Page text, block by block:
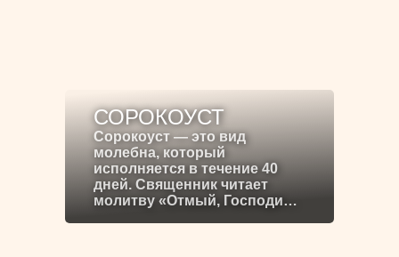
СОРОКОУСТ
Сорокоуст — это вид
молебна, который
исполняется в течение 40
дней. Священник читает
молитву «Отмый, Господи…